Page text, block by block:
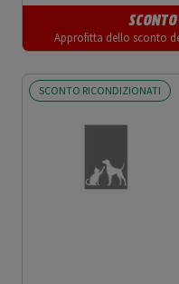
Approfitta dello sconto
SCONTO RICONDIZIONATI